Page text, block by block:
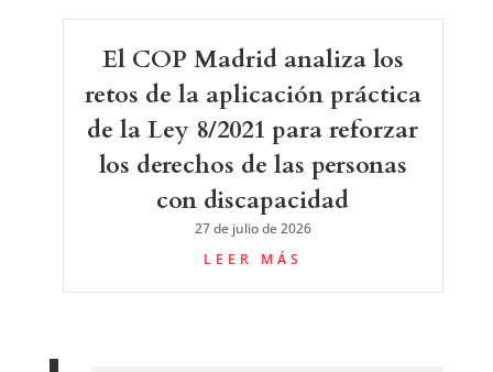
El COP Madrid analiza los
retos de la aplicación práctica
de la Ley 8/2021 para reforzar
los derechos de las personas
con discapacidad
27 de julio de 2026
LEER MÁS